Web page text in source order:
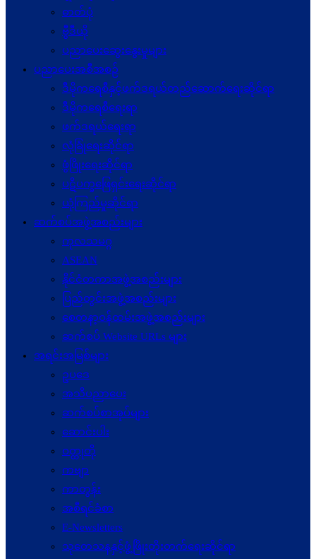
ဓာတ်ပုံ
ဗွီဒီယို
ပညာပေးဆွေးနွေးမှုများ
ပညာပေးအစီအစဉ်
ဒီမိုကရေစီနှင့်ဖက်ဒရယ်တည်ဆောက်ရေးဆိုင်ရာ
ဒီမိုကရေစီရေးရာ
ဖက်ဒရယ်ရေးရာ
လုံခြုံရေးဆိုင်ရာ
ဖွံဖြိုးရေးဆိုင်ရာ
ပဋိပက္ခ‌ဖြေရှင်းရေးဆိုင်ရာ
ယုံကြည်မှုဆိုင်ရာ
ဆက်စပ်အဖွဲ့အစည်းများ
ကုလသမဂ္ဂ
ASEAN
နိုင်ငံတကာအဖွဲ့အစည်းများ
ပြည်တွင်းအဖွဲ့အစည်းများ
စေတနာ့ဝန်ထမ်းအဖွဲ့အစည်းများ
ဆက်စပ် Website URLs များ
အရင်းအမြစ်များ
ဥပဒေ
အသိပညာပေး
ဆက်စပ်စာအုပ်များ
ဆောင်းပါး
ဝတ္ထုတို
ကဗျာ
ကာတွန်း
အစီရင်ခံစာ
E-Newsletters
သုတေသနနှင့်ဖွံ့ဖြိုးတိုးတက်ရေးဆိုင်ရာ